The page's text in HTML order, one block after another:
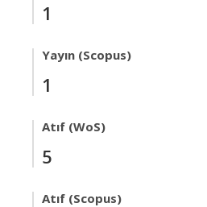
1
Yayın (Scopus)
1
Atıf (WoS)
5
Atıf (Scopus)